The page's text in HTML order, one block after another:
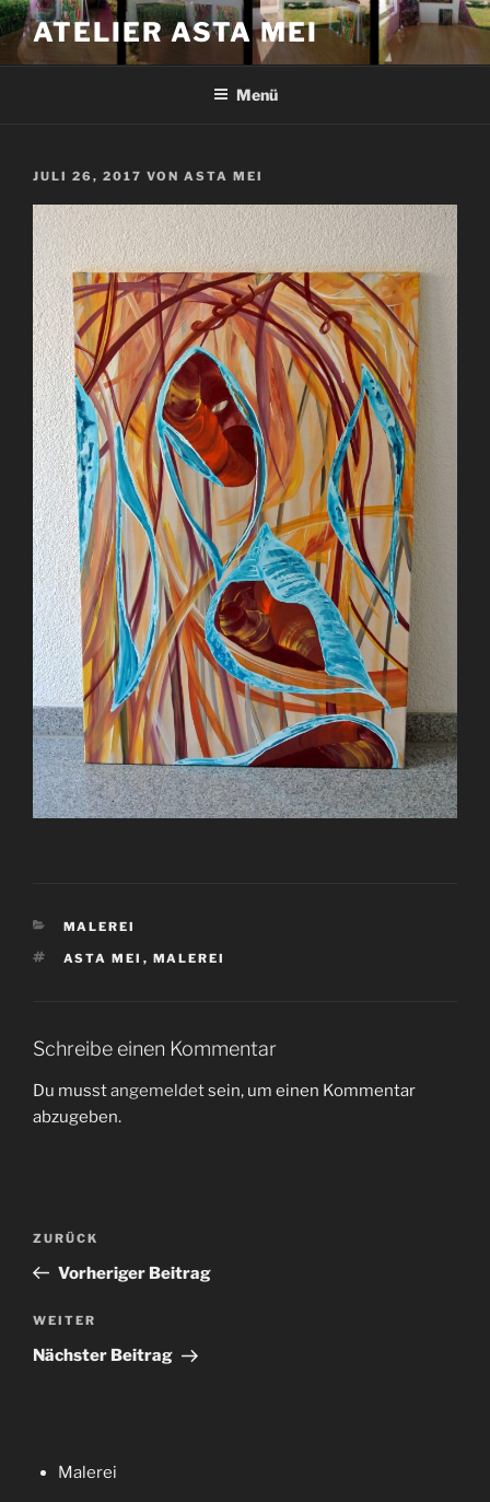
Zum
Inhalt
springen
ATELIER ASTA MEI
Menü
VERÖFFENTLICHT
JULI 26, 2017 VON ASTA MEI
KATEGORIEN
MALEREI
SCHLAGWÖRTER
ASTA MEI , MALEREI
Schreibe einen Kommentar
Du musstangemeldetsein, um einen Kommentar
abzugeben.
Beitragsnavigation
Vorheriger
Beitrag
ZURÜCK
Vorheriger Beitrag
Nächster
Beitrag
WEITER
Nächster Beitrag
Malerei